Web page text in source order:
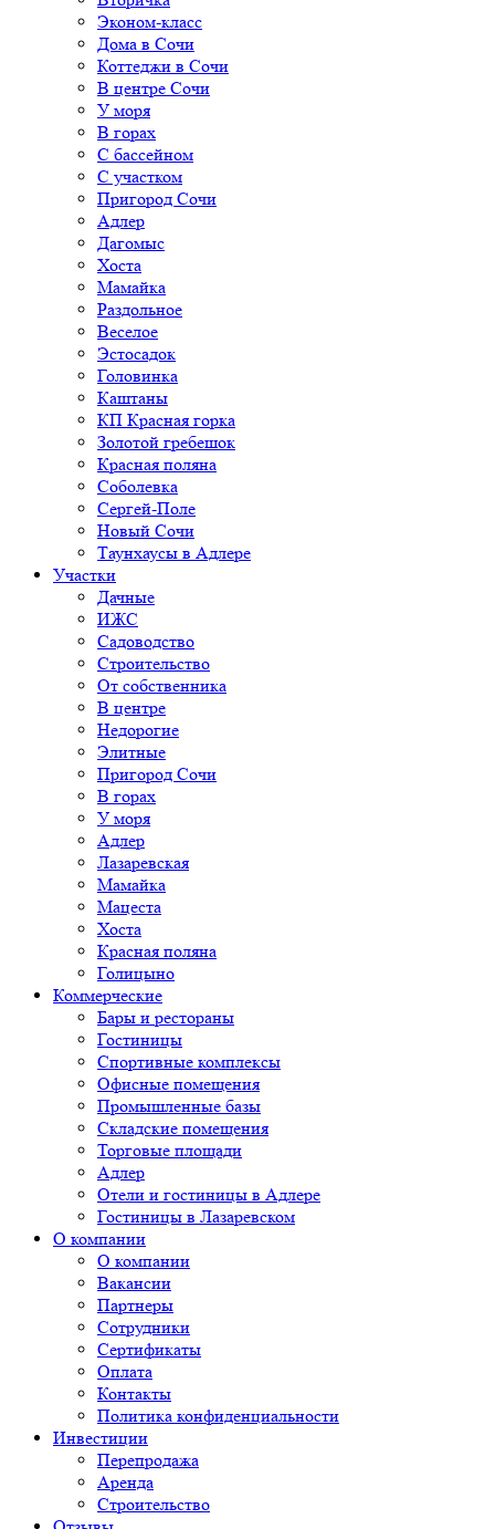
Эконом-класс
Дома в Сочи
Коттеджи в Сочи
В центре Сочи
У моря
В горах
С бассейном
С участком
Пригород Сочи
Адлер
Дагомыс
Хоста
Мамайка
Раздольное
Веселое
Эстосадок
Головинка
Каштаны
КП Красная горка
Золотой гребешок
Красная поляна
Соболевка
Сергей-Поле
Новый Сочи
Таунхаусы в Адлере
Участки
Дачные
ИЖС
Садоводство
Строительство
От собственника
В центре
Недорогие
Элитные
Пригород Сочи
В горах
У моря
Адлер
Лазаревская
Мамайка
Мацеста
Хоста
Красная поляна
Голицыно
Коммерческие
Бары и рестораны
Гостиницы
Спортивные комплексы
Офисные помещения
Промышленные базы
Складские помещения
Торговые площади
Адлер
Отели и гостиницы в Адлере
Гостиницы в Лазаревском
О компании
О компании
Вакансии
Партнеры
Сотрудники
Сертификаты
Оплата
Контакты
Политика конфиденциальности
Инвестиции
Перепродажа
Аренда
Строительство